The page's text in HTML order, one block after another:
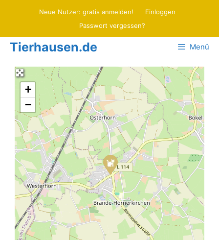
Neue Nutzer: gratis anmelden!
Einloggen
Passwort vergessen?
Tierhausen.de Menü
+
−